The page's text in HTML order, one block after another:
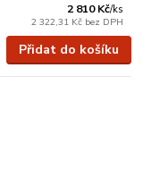
2 810 Kč/ks
2 322,31 Kč bez DPH
Přidat do košíku